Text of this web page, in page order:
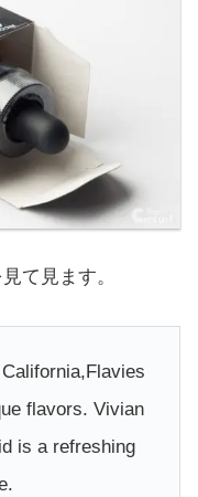
て見ます。
flavors. Vivian
is a refreshing